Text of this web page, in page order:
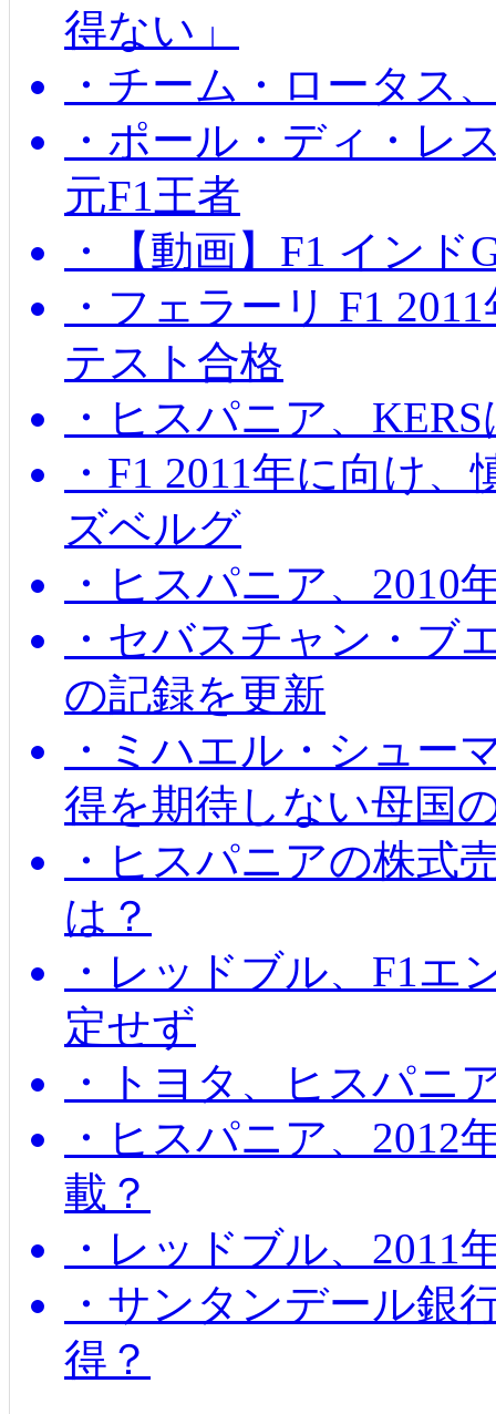
得ない」
・チーム・ロータス
・ポール・ディ・レ
元F1王者
・【動画】F1 イン
・フェラーリ F1
テスト合格
・ヒスパニア、
・F1 2011年に向け
ズベルグ
・ヒスパニア、2010
・セバスチャン・ブ
の記録を更新
・ミハエル・シュー
得を期待しない母国
・ヒスパニアの株式
は？
・レッドブル、F1エ
定せず
・トヨタ、ヒスパニ
・ヒスパニア、2012
載？
・レッドブル、2011
・サンタンデール銀
得？